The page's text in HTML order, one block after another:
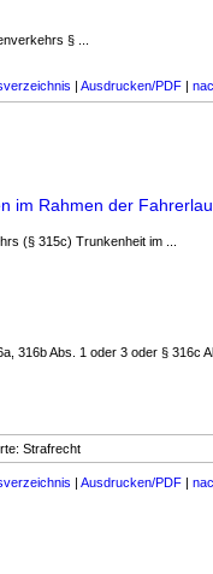
§ ...
| Ausdrucken/PDF |
im Rahmen der
(§ 315c) Trunkenheit im ...
316b Abs. 1 oder 3 oder § 316c
Strafrecht
| Ausdrucken/PDF |